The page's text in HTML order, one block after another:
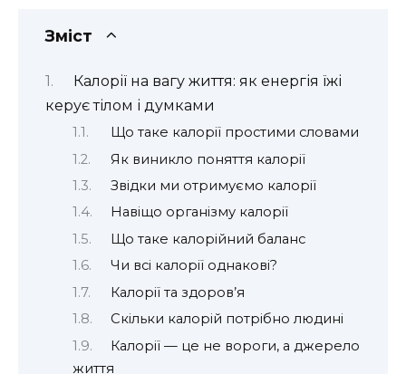
Зміст
Калорії на вагу життя: як енергія їжі
керує тілом і думками
Що таке калорії простими словами
Як виникло поняття калорії
Звідки ми отримуємо калорії
Навіщо організму калорії
Що таке калорійний баланс
Чи всі калорії однакові?
Калорії та здоров’я
Скільки калорій потрібно людині
Калорії — це не вороги, а джерело
життя